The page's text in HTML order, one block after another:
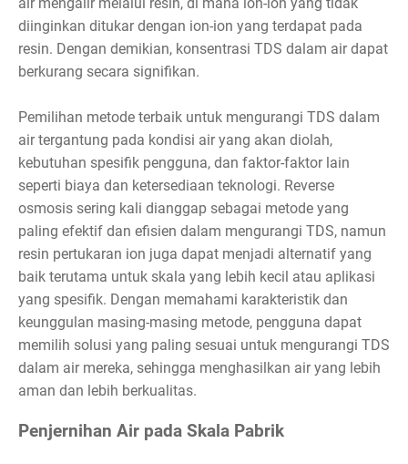
diinginkan ditukar dengan ion-ion yang terdapat pada
resin. Dengan demikian, konsentrasi TDS dalam air dapat
berkurang secara signifikan.
Pemilihan metode terbaik untuk mengurangi TDS dalam
air tergantung pada kondisi air yang akan diolah,
kebutuhan spesifik pengguna, dan faktor-faktor lain
seperti biaya dan ketersediaan teknologi. Reverse
osmosis sering kali dianggap sebagai metode yang
paling efektif dan efisien dalam mengurangi TDS, namun
resin pertukaran ion juga dapat menjadi alternatif yang
baik terutama untuk skala yang lebih kecil atau aplikasi
yang spesifik. Dengan memahami karakteristik dan
keunggulan masing-masing metode, pengguna dapat
memilih solusi yang paling sesuai untuk mengurangi TDS
dalam air mereka, sehingga menghasilkan air yang lebih
aman dan lebih berkualitas.
Penjernihan Air pada Skala Pabrik